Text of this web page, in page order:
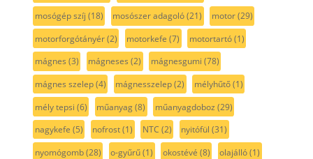
mosógép szíj (18) mosószer adagoló(21) motor(29)
motorforgótányér(2) motorkefe (7) motortartó(1)
mágnes (3) mágneses (2) mágnesgumi (78)
mágnes szelep(4) mágnesszelep(2) mélyhűtő(1)
mély tepsi (6) műanyag(8) műanyagdoboz (29)
nagykefe (5) nofrost(1) NTC (2) nyitófül (31)
nyomógomb(28) o-gyűrű(1) okostévé (8) olajálló(1)